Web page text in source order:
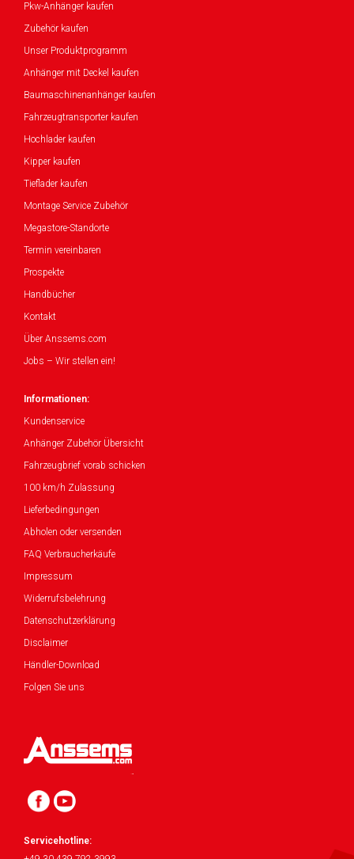
Pkw-Anhänger kaufen
Zubehör kaufen
Unser Produktprogramm
Anhänger mit Deckel kaufen
Baumaschinenanhänger kaufen
Fahrzeugtransporter kaufen
Hochlader kaufen
Kipper kaufen
Tieflader kaufen
Montage Service Zubehör
Megastore-Standorte
Termin vereinbaren
Prospekte
Handbücher
Kontakt
Über Anssems.com
Jobs – Wir stellen ein!
Informationen:
Kundenservice
Anhänger Zubehör Übersicht
Fahrzeugbrief vorab schicken
100 km/h Zulassung
Lieferbedingungen
Abholen oder versenden
FAQ Verbraucherkäufe
Impressum
Widerrufsbelehrung
Datenschutzerklärung
Disclaimer
Händler-Download
Folgen Sie uns
Servicehotline: